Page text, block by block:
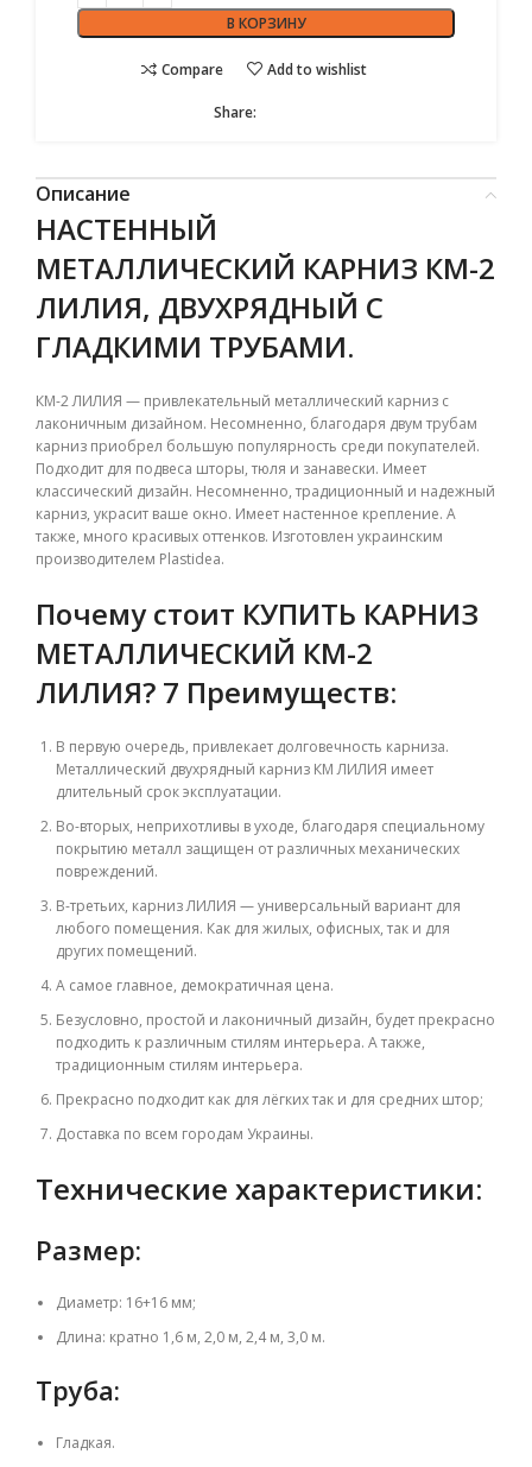
В КОРЗИНУ
Compare Add to wishlist
Share:
Описание
НАСТЕННЫЙ
МЕТАЛЛИЧЕСКИЙ КАРНИЗ КМ-2
ЛИЛИЯ, ДВУХРЯДНЫЙ С
ГЛАДКИМИ ТРУБАМИ.
КМ-2 ЛИЛИЯ — привлекательный металлический карниз с
лаконичным дизайном. Несомненно, благодаря двум трубам
карниз приобрел большую популярность среди покупателей.
Подходит для подвеса шторы, тюля и занавески. Имеет
классический дизайн. Несомненно, традиционный и надежный
карниз, украсит ваше окно. Имеет настенное крепление. А
также, много красивых оттенков. Изготовлен украинским
производителем Plastidea.
Почему стоит КУПИТЬ КАРНИЗ
МЕТАЛЛИЧЕСКИЙ КМ-2
ЛИЛИЯ? 7 Преимуществ:
В первую очередь, привлекает долговечность карниза.
Металлический двухрядный карниз КМ ЛИЛИЯ имеет
длительный срок эксплуатации.
Во-вторых, неприхотливы в уходе, благодаря специальному
покрытию металл защищен от различных механических
повреждений.
В-третьих, карниз ЛИЛИЯ — универсальный вариант для
любого помещения. Как для жилых, офисных, так и для
других помещений.
А самое главное, демократичная цена.
Безусловно, простой и лаконичный дизайн, будет прекрасно
подходить к различным стилям интерьера. А также,
традиционным стилям интерьера.
Прекрасно подходит как для лёгких так и для средних штор;
Доставка по всем городам Украины.
Технические характеристики:
Размер:
Диаметр: 16+16 мм;
Длина: кратно 1,6 м, 2,0 м, 2,4 м, 3,0 м.
Труба:
Гладкая.